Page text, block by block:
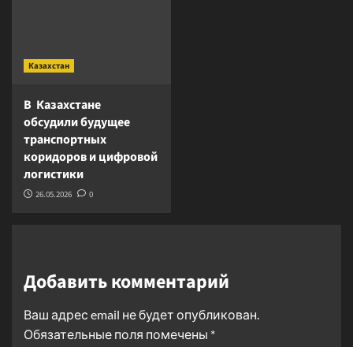
Казахстан
В Казахстане
обсудили будущее
транспортных
коридоров и цифровой
логистики
26.05.2026 0
Добавить комментарий
Ваш адрес email не будет опубликован.
Обязательные поля помечены *